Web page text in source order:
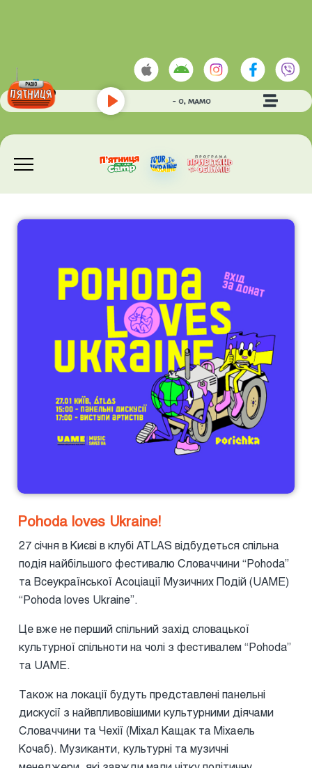
Play
- О, МАМО
Pohoda loves Ukraine!
27 січня в Києві в клубі ATLAS відбудеться спільна
подія найбільшого фестивалю Словаччини “Pohoda”
та Всеукраїнської Асоціації Музичних Подій (UAME)
“Pohoda loves Ukraine”.
Це вже не перший спільний захід словацької
культурної спільноти на чолі з фестивалем “Pohoda”
та UAME.
Також на локації будуть представлені панельні
дискусії з найвпливовішими культурними діячами
Словаччини та Чехії (Міхал Кащак та Міхаель
Кочаб). Музиканти, культурні та музичні